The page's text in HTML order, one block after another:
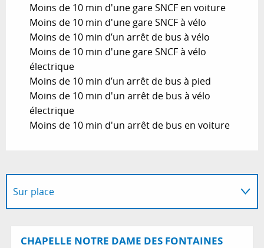
Moins de 10 min d'une gare SNCF en voiture
Moins de 10 min d'une gare SNCF à vélo
Moins de 10 min d’un arrêt de bus à vélo
Moins de 10 min d'une gare SNCF à vélo
électrique
Moins de 10 min d’un arrêt de bus à pied
Moins de 10 min d'un arrêt de bus à vélo
électrique
Moins de 10 min d'un arrêt de bus en voiture
Sur place
Propose les produits de...
CHAPELLE NOTRE DAME DES FONTAINES